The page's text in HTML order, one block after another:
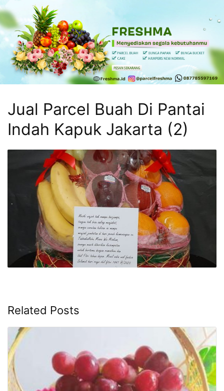
Skip
content
Freshma
Freshma
Parcel
Kasih
buat
keluarga
dan
sahabatmu
Jual Parcel Buah Di Pantai
Indah Kapuk Jakarta (2)
Related Posts